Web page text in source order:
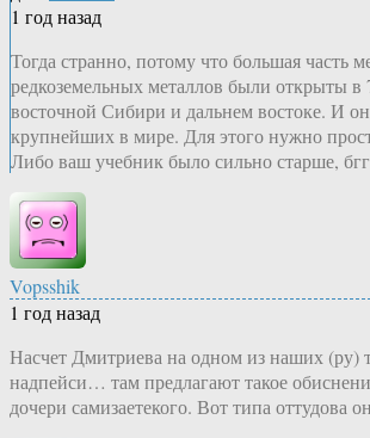
1 год назад
Тогда странно, потому что большая часть
редкоземельных металлов были открыты в
восточной Сибири и дальнем востоке. И
крупнейших в мире. Для этого нужно
Либо ваш учебник было сильно старше,
Vopsshik
1 год назад
Насчет Дмитриева на одном из наших (ру)
надпейси… там предлагают такое
дочери самизаетекого. Вот типа оттудова